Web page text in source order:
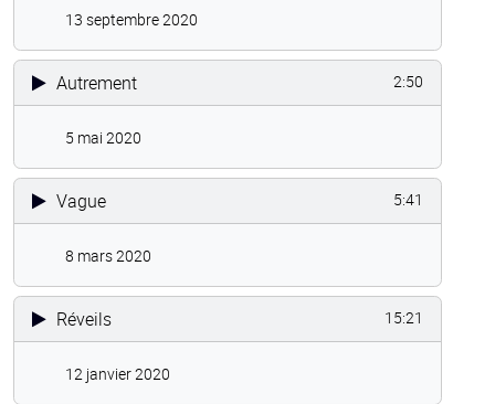
13 septembre 2020
Autrement 2:50
5 mai 2020
Vague 5:41
8 mars 2020
Réveils 15:21
12 janvier 2020